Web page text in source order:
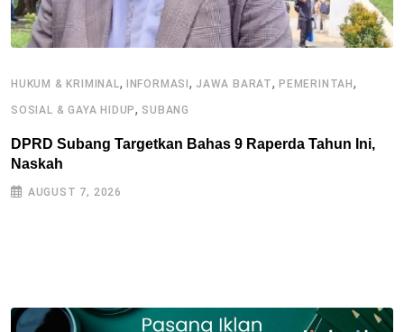
HUKUM & KRIMINAL, INFORMASI, JAWA BARAT,PEMERINTAH,
SOSIAL & GAYA HIDUP, SUBANG
DPRD Subang Targetkan Bahas 9 Raperda Tahun Ini,
Naskah
AUGUST 7, 2026